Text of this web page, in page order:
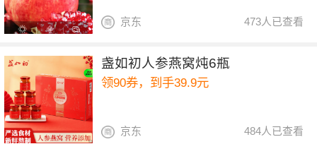
473人已查看
京东
盏如初人参燕窝炖6瓶
领90券，到手39.9元
484人已查看
京东